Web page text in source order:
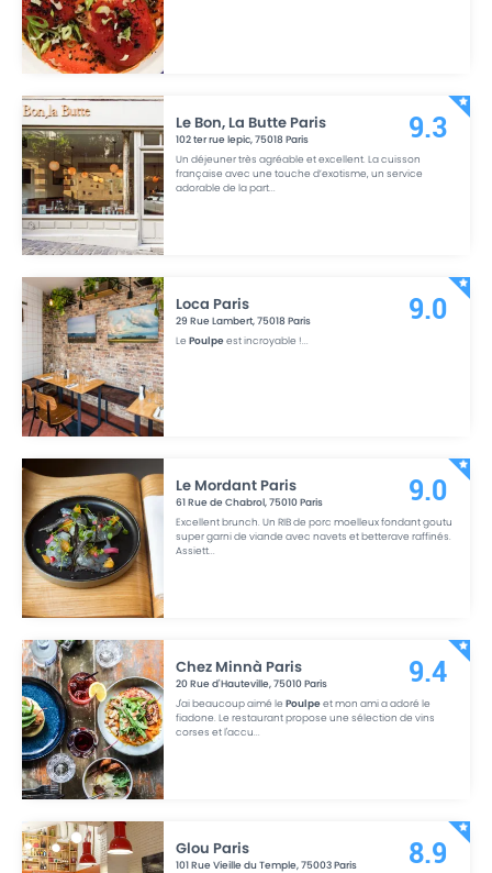
Le Bon, La Butte Paris
102 ter rue lepic,75018 Paris
Un déjeuner très agréable et excellent. La cuisson
française avec une touche d’exotisme, un service
adorable de la part...
9.3
Loca Paris
29 Rue Lambert,75018 Paris
LePoulpeest incroyable !...
9.0
Le Mordant Paris
61 Rue de Chabrol,75010Paris
Excellent brunch. Un RIB de porc moelleux fondant goutu
super garni de viande avec navets et betterave raffinés.
Assiett...
9.0
Chez Minnà Paris
20 Rue d'Hauteville,75010Paris
J'ai beaucoup aimé lePoulpeet mon ami a adoré le
fiadone. Le restaurant propose une sélection de vins
corses et l'accu...
9.4
Glou Paris
101 Rue Vieille du Temple,75003Paris
8.9